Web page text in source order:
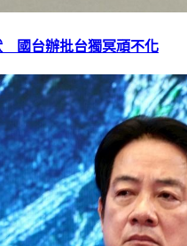
國台辦批台獨冥頑不化